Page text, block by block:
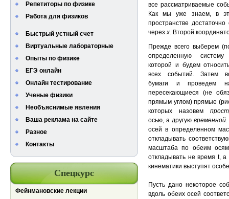
Репетиторы по физике
Работа для физиков
Быстрый устный счет
Виртуальные лабораторные
Опыты по физике
ЕГЭ онлайн
Онлайн тестирование
Ученые физики
Необъяснимые явления
Ваша реклама на сайте
Разное
Контакты
Спецкурс
Фейнмановские лекции
все рассматриваемые
Как мы уже знаем, в
пространстве
черезх. Второй
Прежде всего выберем
определенную
которой и будем
всех событий. Затем
бумаги и проведем
пересекающиеся (не
прямым углом) прямые
которых назовем
осью, а другую временной.
осей в определенном
откладывать
масштаба по обеим
откладывать не время t,
кинематики выступят
Пусть дано некоторое
вдоль обеих осей